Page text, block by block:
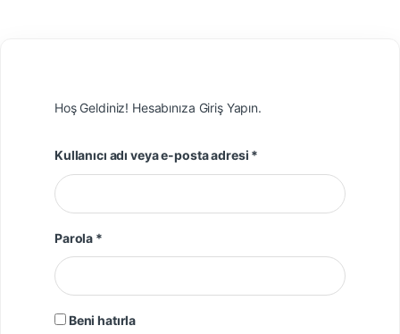
Hoş Geldiniz! Hesabınıza Giriş Yapın.
Kullanıcı adı veya e-posta adresi *
Parola *Gerekli
Beni hatırla